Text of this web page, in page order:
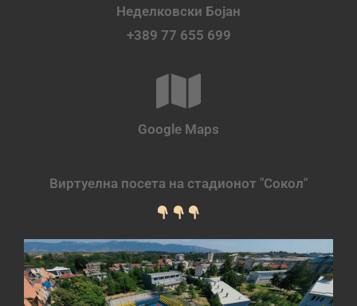
Неделковски Бојан
+389 77 655 699
Google Maps
Виртуелна посета на стадионот "Сокол"